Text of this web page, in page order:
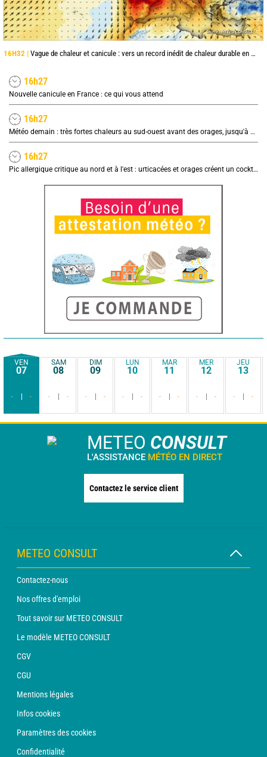
16H32 | Vague de chaleur et canicule : vers un record inédit de chaleur durable en France
16h27
Nouvelle canicule en France : ce qui vous attend
16h27
Météo demain : très fortes chaleurs au sud-ouest avant des orages, jusqu'à 39°C
16h27
Pic allergique critique au nord et à l'est : urticacées et orages créent un cocktail explosif
VEN
07
- -
SAM
08
- -
DIM
09
- -
LUN
10
- -
MAR
11
- -
MER
12
- -
JEU
13
- -
METEO CONSULT
L'ASSISTANCE MÉTÉO EN DIRECT
Contactez le service client
METEO CONSULT
Contactez-nous
Nos offres d'emploi
Tout savoir sur METEO CONSULT
Le modèle METEO CONSULT
CGV
CGU
Mentions légales
Infos cookies
Paramètres des cookies
Confidentialité